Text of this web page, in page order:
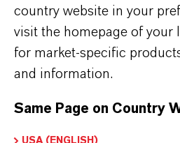
heruntergeladen werden.
Nach Auswahl des
Download-Link.
country website in your
visit the homepage of your
for market-specific
and information.
Same Page on Country
USA (ENGLISH)